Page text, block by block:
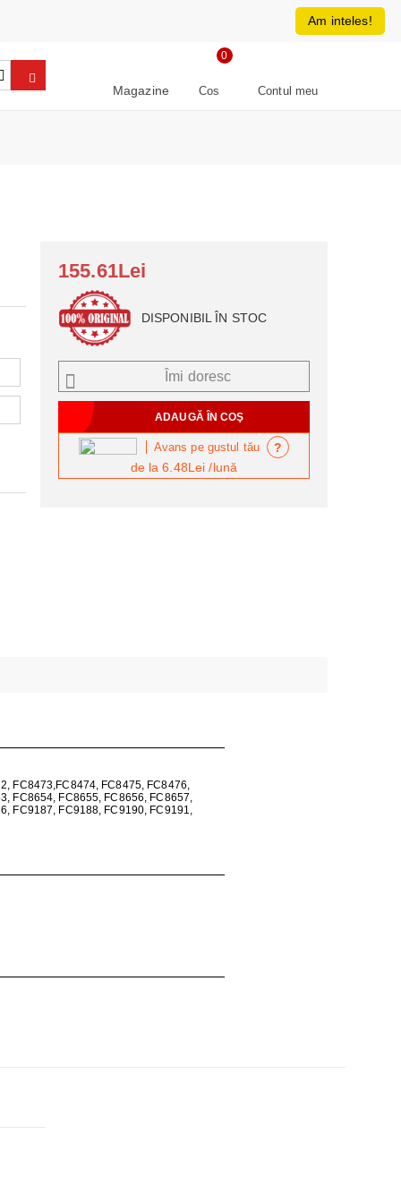
RON
Magazine Cos
0
Contul meu
155.61Lei
DISPONIBIL ÎN STOC
Îmi doresc
de la6.48Lei/lună
Avans pe gustul tău ?
FC8473,FC8474, FC8475, FC8476,
FC8654, FC8655, FC8656, FC8657,
FC9187, FC9188, FC9190, FC9191,
Am inteles!